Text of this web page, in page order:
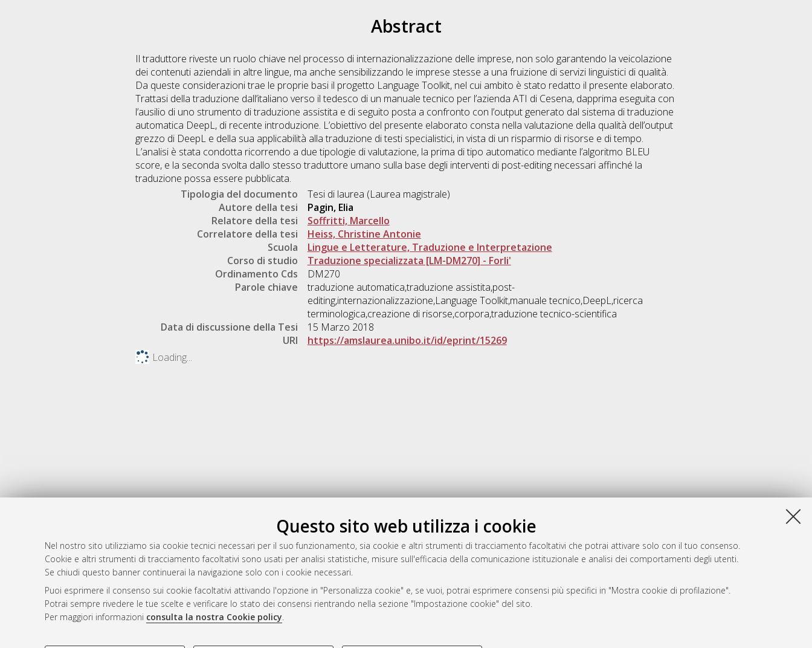
Questo sito web utilizza i cookie
Nel nostro sito utilizziamo sia cookie tecnici necessari per il suo funzionamento, sia cookie e altri strumenti di tracciamento facoltativi che potrai attivare solo con il tuo consenso.
Cookie e altri strumenti di tracciamento facoltativi sono usati per analisi statistiche, misure sull'efficacia della comunicazione istituzionale e analisi dei comportamenti degli utenti.
Se chiudi questo banner continuerai la navigazione solo con i cookie necessari.
Puoi esprimere il consenso sui cookie facoltativi attivando l'opzione in "Personalizza cookie" e, se vuoi, potrai esprimere consensi più specifici in "Mostra cookie di profilazione".
Potrai sempre rivedere le tue scelte e verificare lo stato dei consensi rientrando nella sezione "Impostazione cookie" del sito.
Per maggiori informazioni consulta la nostra Cookie policy.
Abstract
Il traduttore riveste un ruolo chiave nel processo di internazionalizzazione delle imprese, non solo garantendo la veicolazione
dei contenuti aziendali in altre lingue, ma anche sensibilizzando le imprese stesse a una fruizione di servizi linguistici di qualità.
Da queste considerazioni trae le proprie basi il progetto Language Toolkit, nel cui ambito è stato redatto il presente elaborato.
Trattasi della traduzione dall’italiano verso il tedesco di un manuale tecnico per l’azienda ATI di Cesena, dapprima eseguita con
l’ausilio di uno strumento di traduzione assistita e di seguito posta a confronto con l’output generato dal sistema di traduzione
automatica DeepL, di recente introduzione. L’obiettivo del presente elaborato consta nella valutazione della qualità dell’output
grezzo di DeepL e della sua applicabilità alla traduzione di testi specialistici, in vista di un risparmio di risorse e di tempo.
L’analisi è stata condotta ricorrendo a due tipologie di valutazione, la prima di tipo automatico mediante l’algoritmo BLEU
score, e la seconda svolta dallo stesso traduttore umano sulla base degli interventi di post-editing necessari affinché la
traduzione possa essere pubblicata.
Tipologia del documento
Tesi di laurea (Laurea magistrale)
Autore della tesi
Pagin, Elia
Relatore della tesi
Soffritti, Marcello
Correlatore della tesi
Heiss, Christine Antonie
Scuola
Lingue e Letterature, Traduzione e Interpretazione
Corso di studio
Traduzione specializzata [LM-DM270] - Forli'
Ordinamento Cds
DM270
Parole chiave
traduzione automatica,traduzione assistita,post-
editing,internazionalizzazione,Language Toolkit,manuale tecnico,DeepL,ricerca
terminologica,creazione di risorse,corpora,traduzione tecnico-scientifica
Data di discussione della Tesi
15 Marzo 2018
URI
https://amslaurea.unibo.it/id/eprint/15269
Loading...
Gestione del documento:
Atom
Rss 1.0
Rss 2.0
AMS Laurea
Servizio implementato e gestito da
Impostazioni Cookie
Informativa sulla privacy
Condizioni d’uso del sito